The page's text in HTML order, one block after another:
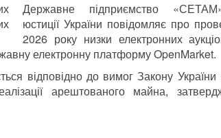
Державне підприємство
юстиції України повідомляє про
2026 року низки електронних
електронну платформу OpenMarket.
відповідно до вимог Закону
арештованого майна,